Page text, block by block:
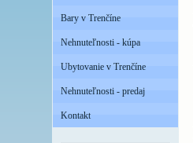
Bary v Trenčíne
Nehnuteľnosti - kúpa
Ubytovanie v Trenčíne
Nehnuteľnosti - predaj
Kontakt